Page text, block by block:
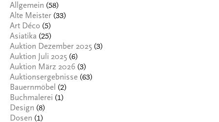
Allgemein (58)
Alte Meister (33)
Art Déco (5)
Asiatika (25)
Auktion Dezember 2025 (3)
Auktion Juli 2025 (6)
Auktion März 2026 (3)
Auktionsergebnisse (63)
Bauernmöbel (2)
Buchmalerei (1)
Design (8)
Dosen (1)